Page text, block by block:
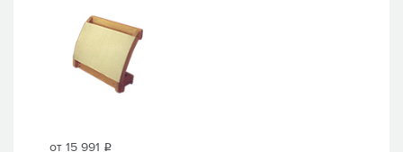
от 15 991 i